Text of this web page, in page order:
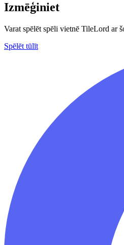
Izmēģiniet
Varat spēlēt spēli vietnē TileLord ar
Spēlēt tūlīt